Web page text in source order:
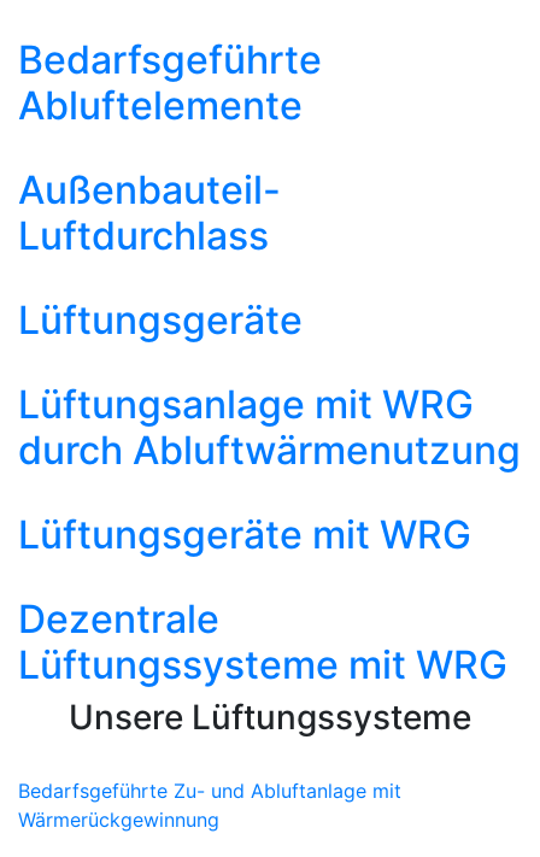
Bedarfsgeführte
Abluftelemente
Außenbauteil-
Luftdurchlass
Lüftungsgeräte
Lüftungsanlage mit WRG
durch Abluftwärmenutzung
Lüftungsgeräte mit WRG
Dezentrale
Lüftungssysteme mit WRG
Unsere Lüftungssysteme
Bedarfsgeführte Zu- und Abluftanlage mit
Wärmerückgewinnung